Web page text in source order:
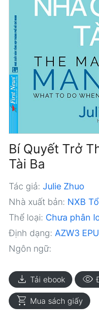
Bí Quyết Trở
Tài Ba
Tác giả: Julie Zhuo
Nhà xuất bản: NXB
Thể loại: Chưa phân
Định dạng: AZW3
Ngôn ngữ:
download Tải ebook visibility
shopping_cart Mua sách giấy